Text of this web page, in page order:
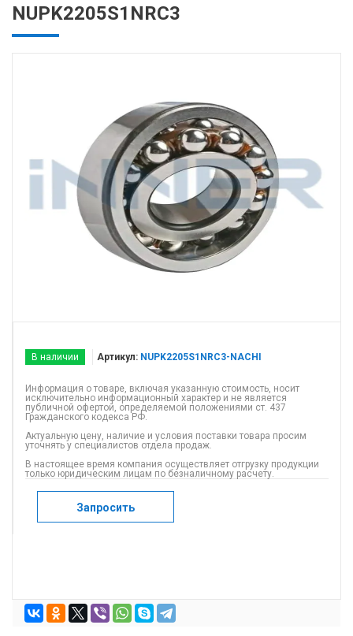
NUPK2205S1NRC3
В наличии Артикул: NUPK2205S1NRC3-NACHI
Информация о товаре, включая указанную стоимость, носит
исключительно информационный характер и не является
публичной офертой, определяемой положениями ст. 437
Гражданского кодекса РФ.
Актуальную цену, наличие и условия поставки товара просим
уточнять у специалистов отдела продаж.
В настоящее время компания осуществляет отгрузку продукции
только юридическим лицам по безналичному расчету.
Запросить